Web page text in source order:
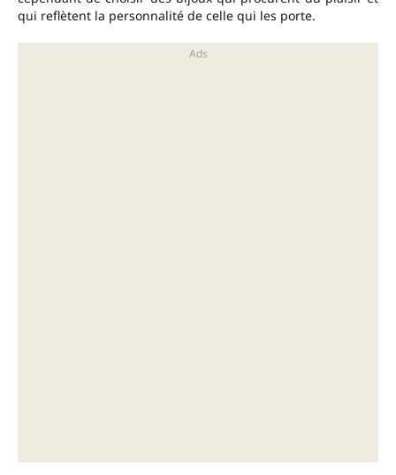
qui reflètent la personnalité de celle qui les porte.